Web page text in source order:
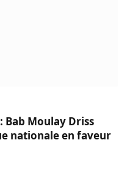
Bab Moulay Driss
nationale en faveur